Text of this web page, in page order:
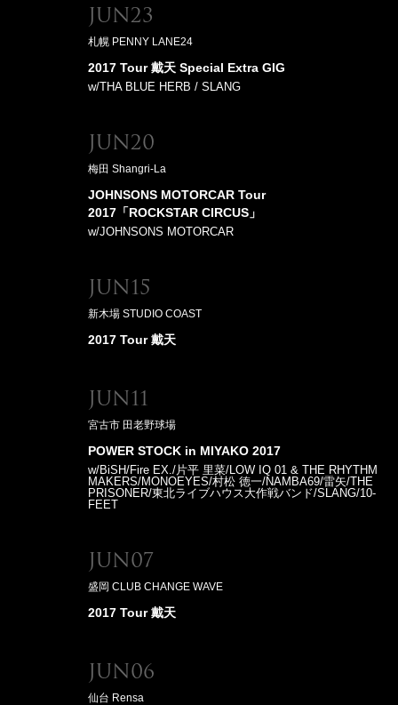
Jun23
札幌 PENNY LANE24
2017 Tour 戴天 Special Extra GIG
w/THA BLUE HERB / SLANG
Jun20
梅田 Shangri-La
JOHNSONS MOTORCAR Tour
2017「ROCKSTAR CIRCUS」
w/JOHNSONS MOTORCAR
Jun15
新木場 STUDIO COAST
2017 Tour 戴天
Jun11
宮古市 田老野球場
POWER STOCK in MIYAKO 2017
w/BiSH/Fire EX./片平 里菜/LOW IQ 01 & THE RHYTHM
MAKERS/MONOEYES/村松 徳一/NAMBA69/雷矢/THE
PRISONER/東北ライブハウス大作戦バンド/SLANG/10-
FEET
Jun07
盛岡 CLUB CHANGE WAVE
2017 Tour 戴天
Jun06
仙台 Rensa